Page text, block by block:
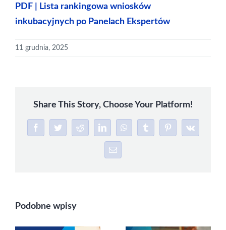
PDF | Lista rankingowa wniosków
inkubacyjnych po Panelach Ekspertów
11 grudnia, 2025
Share This Story, Choose Your Platform!
FacebookTwitterRedditLinkedInWhatsAppTumblrPinterest
Vk
Email
Podobne wpisy